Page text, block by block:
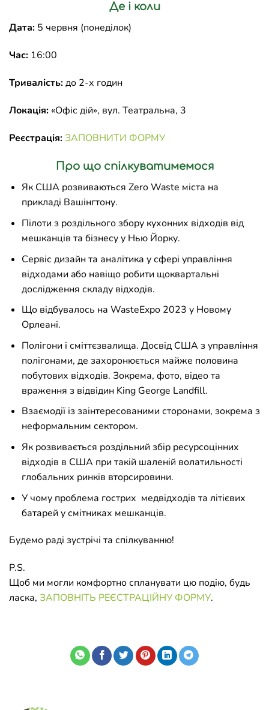
Де і коли
Дата: 5 червня (понеділок)
Час: 16:00
Тривалість:до 2-х годин
Локація: «Офіс дій», вул. Театральна, 3
Реєстрація:ЗАПОВНИТИ ФОРМУ
Про що спілкуватимемося
Як США розвиваються Zero Waste міста на
прикладі Вашінгтону.
Пілоти з роздільного збору кухонних відходів від
мешканців та бізнесу у Нью Йорку.
Сервіс дизайн та аналітика у сфері управління
відходами aбо навіщо робити щоквартальні
дослідження складу відходів.
Що відбувалось на WasteExpo 2023 у Новому
Орлеані.
Полігони і сміттєзвалища. Досвід США з управління
полігонами, де захоронюється майже половина
побутових відходів. Зокрема, фото, відео та
враження з відвідин King George Landfill.
Взаємодії із заінтересованими сторонами, зокрема з
неформальним сектором.
Як розвивається роздільний збір ресурсоцінних
відходів в США при такій шаленій волатильності
глобальних ринків вторсировини.
У чому проблема гострих медвідходів та літієвих
батарей у смітниках мешканців.
Будемо раді зустрічі та спілкуванню!
P.S.
Щоб ми могли комфортно спланувати цю подію, будь
ласка, ЗАПОВНІТЬ РЕЄСТРАЦІЙНУ ФОРМУ.